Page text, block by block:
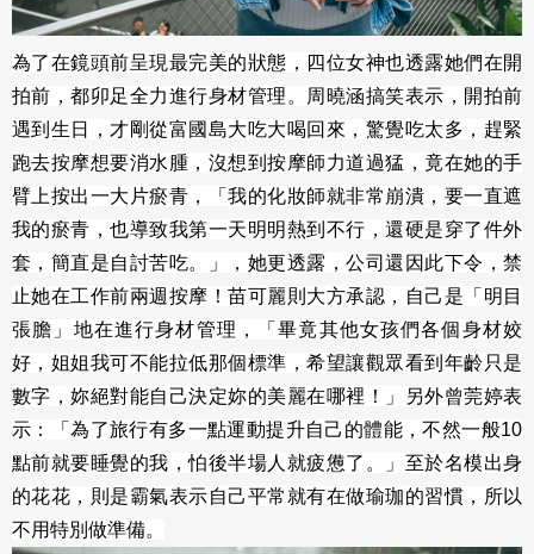
為了在鏡頭前呈現最完美的狀態，四位女神也透露她們在開
拍前，都卯足全力進行身材管理。周曉涵搞笑表示，開拍前
遇到生日，才剛從富國島大吃大喝回來，驚覺吃太多，趕緊
跑去按摩想要消水腫，沒想到按摩師力道過猛，竟在她的手
臂上按出一大片瘀青，「我的化妝師就非常崩潰，要一直遮
我的瘀青，也導致我第一天明明熱到不行，還硬是穿了件外
套，簡直是自討苦吃。」，她更透露，公司還因此下令，禁
止她在工作前兩週按摩！苗可麗則大方承認，自己是「明目
張膽」地在進行身材管理，「畢竟其他女孩們各個身材姣
好，姐姐我可不能拉低那個標準，希望讓觀眾看到年齡只是
數字，妳絕對能自己決定妳的美麗在哪裡！」另外曾莞婷表
示：「為了旅行有多一點運動提升自己的體能，不然一般10
點前就要睡覺的我，怕後半場人就疲憊了。」至於名模出身
的花花，則是霸氣表示自己平常就有在做瑜珈的習慣，所以
不用特別做準備。